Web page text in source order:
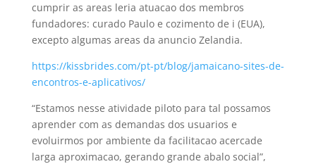
cumprir as areas leria atuacao dos membros
fundadores: curado Paulo e cozimento de i (EUA),
excepto algumas areas da anuncio Zelandia.
https://kissbrides.com/pt-pt/blog/jamaicano-sites-de-
encontros-e-aplicativos/
“Estamos nesse atividade piloto para tal possamos
aprender com as demandas dos usuarios e
evoluirmos por ambiente da facilitacao acercade
larga aproximacao, gerando grande abalo social”,